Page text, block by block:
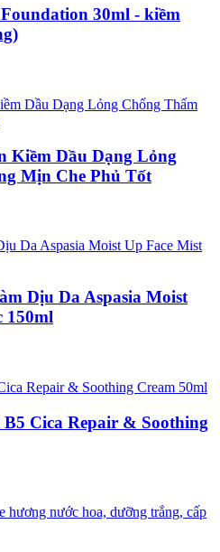
30ml - kiềm
Kiềm Dầu Dạng Lỏng
Mịn Che Phủ Tốt
Dịu Da Aspasia Moist
150ml
Cica Repair & Soothing